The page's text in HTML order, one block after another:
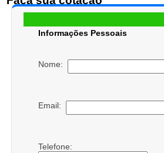
Informações Pessoais
Nome:
Email:
Telefone: